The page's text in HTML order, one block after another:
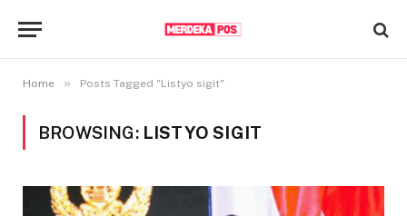
Home » Posts Tagged "Listyo sigit"
BROWSING: LISTYO SIGIT